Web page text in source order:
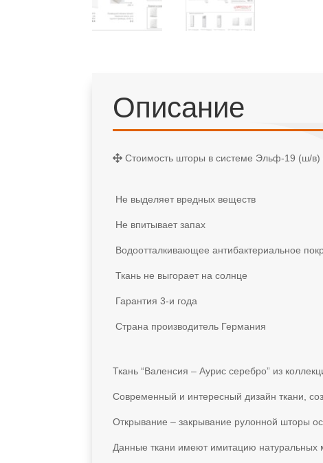
Описание
Стоимость шторы в системе Эльф-19 (ш/
Не выделяет вредных веществ
Не впитывает запах
Водоотталкивающее антибактериальное
Ткань не выгорает на солнце
Гарантия 3-и года
Страна производитель Германия
Ткань “Валенсия – Аурис серебро” из
Современный и интересный дизайн ткани,
Открывание – закрывание рулонной шторы
Данные ткани имеют имитацию натуральных